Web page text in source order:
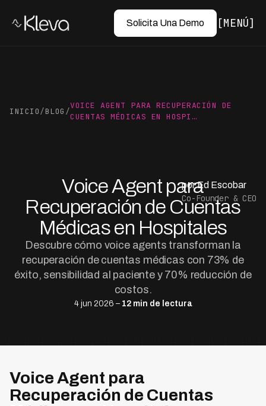
Solicita Una Demo MENÚ
INICIO/BLOG /
VOICE AGENT PARA RECUPERACIÓN DE
CUENTAS MÉDICAS EN HOSPI…
Voice Agent para
Recuperación de Cuentas
Médicas en Hospitales
Descubre cómo voice agents transforman la
recuperación de cuentas médicas con 73% de
éxito, sensibilidad al paciente y 70% reducción de
costos.
4 jun 2026 – 12 min de lectura
por Ed Escobar
Co-Founder & CEO
Voice Agent para
Recuperación de Cuentas